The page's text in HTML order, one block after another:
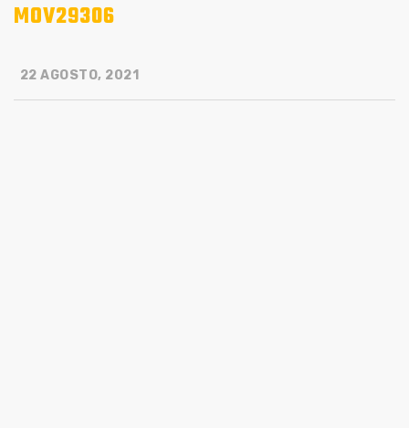
MOV29306
22 AGOSTO, 2021